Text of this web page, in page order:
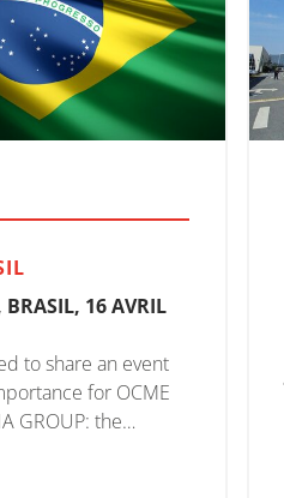
16 AVRIL
to share an event
for OCME
GROUP: the